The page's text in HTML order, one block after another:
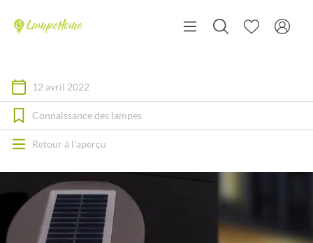
12 avril 2022
Connaissance des lampes
Retour à l'aperçu